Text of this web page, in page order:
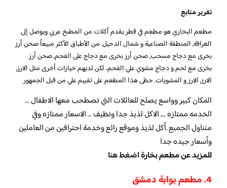
تقرير متابع
مطعم البخاري هو مطعم في قطر يقدم أكلات من المطبخ عربي ويوصل إلى
الغرافة, المنطقة الصناعية و شمال الدحيل. من الأطباق الأكثر مبيعاً صحن أرز
بخرى مع دجاج مسحب, صحن أرز بخرى مع دجاج على الفحم, صحن أرز
بخرى مع لحم و دجاج مشوي علي الفحم، لكن لديهم خيارات أخرى مثل الارز,
الارز, الارز و المشويات. حظى هذا المطعم على تقييم علي من قبل الجمهور
المكان كبير وواسع يصلح للعائلات التي تصطحب معها الاطفال …
الخدمه ممتازه …. الاكل لذيذ جدا ونظيف … الاسعار ممتازه وفي
متناول الجميع .أكل لذيذ وموقع رائع وخدمة احترافين من العاملين
وأسعار جيده جدا
للمزيد عن مطعم بخارةاضغط هنا
4. مطعم بوابة دمشق